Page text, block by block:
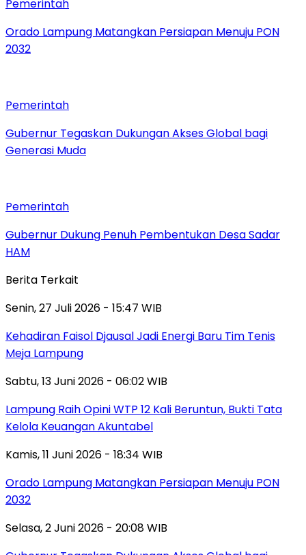
Pemerintah
Orado Lampung Matangkan Persiapan Menuju PON
2032
Pemerintah
Gubernur Tegaskan Dukungan Akses Global bagi
Generasi Muda
Pemerintah
Gubernur Dukung Penuh Pembentukan Desa Sadar
HAM
Berita Terkait
Senin, 27 Juli 2026 - 15:47 WIB
Kehadiran Faisol Djausal Jadi Energi Baru Tim Tenis
Meja Lampung
Sabtu, 13 Juni 2026 - 06:02 WIB
Lampung Raih Opini WTP 12 Kali Beruntun, Bukti Tata
Kelola Keuangan Akuntabel
Kamis, 11 Juni 2026 - 18:34 WIB
Orado Lampung Matangkan Persiapan Menuju PON
2032
Selasa, 2 Juni 2026 - 20:08 WIB